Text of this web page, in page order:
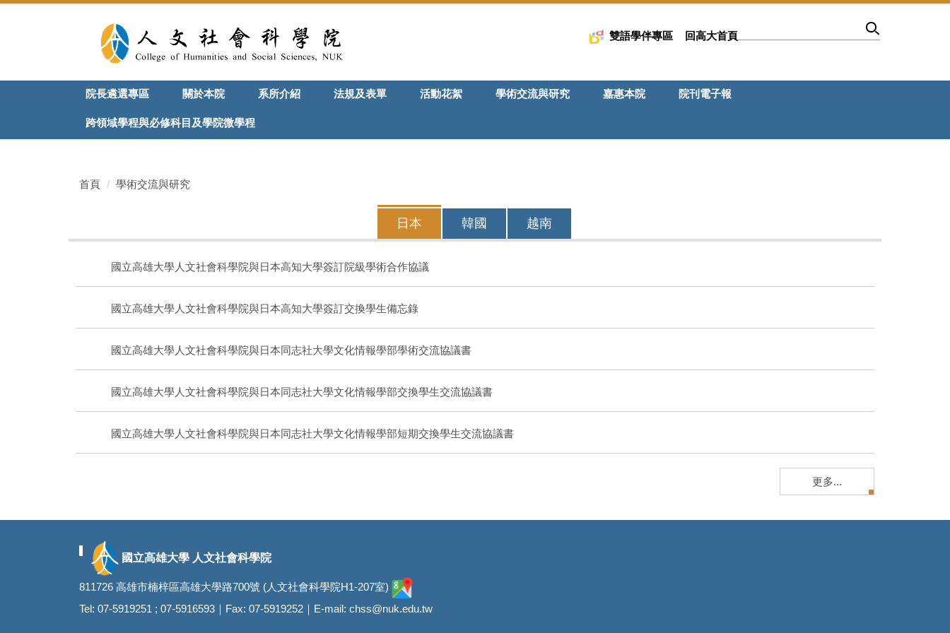
雙語學伴專區 回高大首頁
院長遴選專區 關於本院 系所介紹 法規及表單 活動花絮 學術交流與研究 嘉惠本院 院刊電子報
跨領域學程與必修科目及學院微學程
首頁 學術交流與研究
日本 韓國 越南
國立高雄大學人文社會科學院與日本高知大學簽訂院級學術合作協議
國立高雄大學人文社會科學院與日本高知大學簽訂交換學生備忘錄
國立高雄大學人文社會科學院與日本同志社大學文化情報學部學術交流協議書
國立高雄大學人文社會科學院與日本同志社大學文化情報學部交換學生交流協議書
國立高雄大學人文社會科學院與日本同志社大學文化情報學部短期交換學生交流協議書
更多...
國立高雄大學 人文社會科學院
811726 高雄市楠梓區高雄大學路700號 (人文社會科學院H1-207室)
Tel: 07-5919251 ; 07-5916593｜Fax: 07-5919252｜E-mail: chss@nuk.edu.tw